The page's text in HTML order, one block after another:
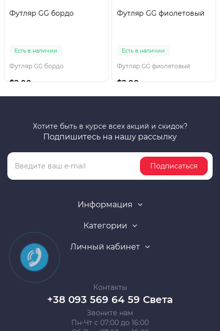
Футляр GG бордо
Есть в наличии
Футляр GG бордо
$2.00
Футляр GG фиолетовый
Есть в наличии
Футляр GG фиолетовый
$2.00
Хотите быть в курсе всех акций и скидок?
Подпишитесь на нашу рассылку
Подписаться
Информация
Категории
Личный кабинет
Контакты
+38 093 569 64 59 Света
Звоните нам
Пн-Чт с 07:00 до 16:00